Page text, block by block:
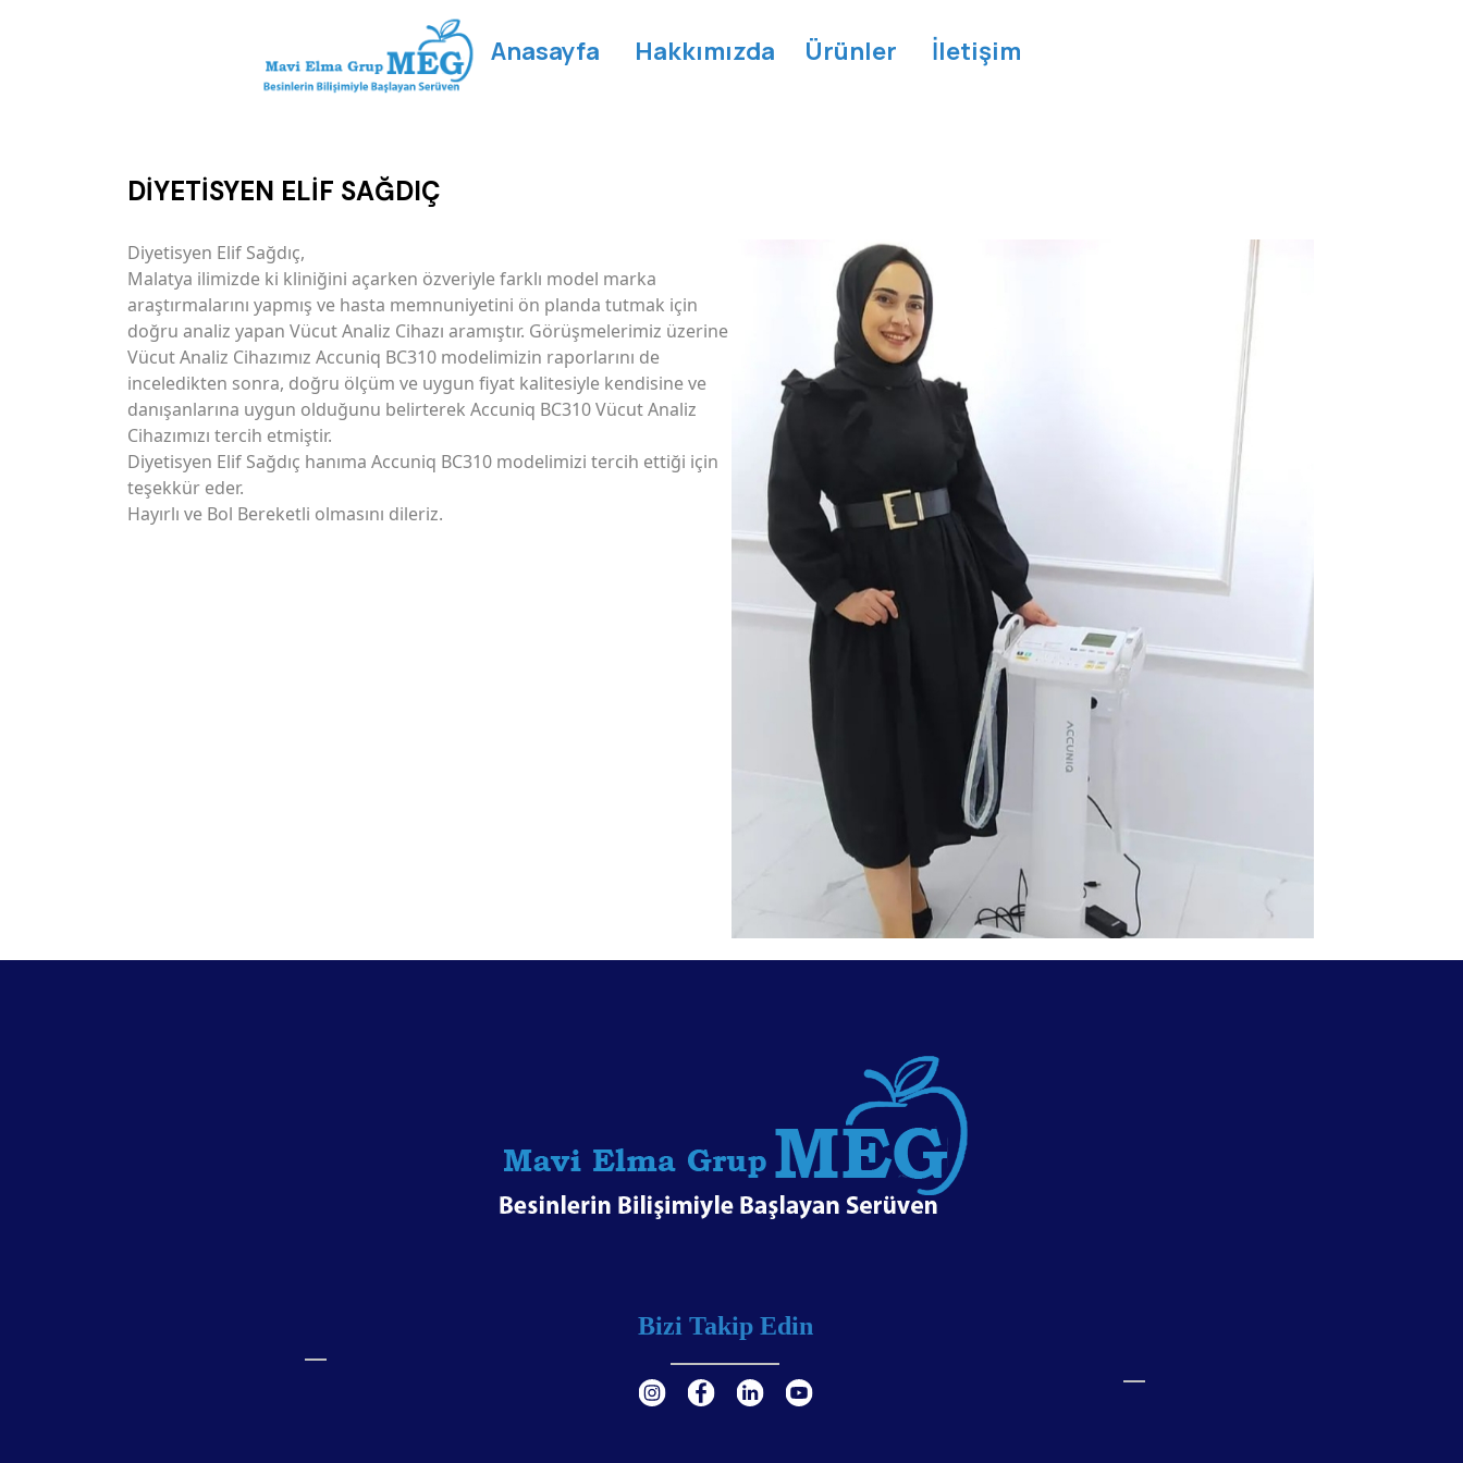
DİYETİSYEN ELİF SAĞDIÇ
Diyetisyen Elif Sağdıç,
Malatya ilimizde ki kliniğini açarken özveriyle farklı model marka
araştırmalarını yapmış ve hasta memnuniyetini ön planda tutmak için
doğru analiz yapan Vücut Analiz Cihazı aramıştır. Görüşmelerimiz üzerine
Vücut Analiz Cihazımız Accuniq BC310 modelimizin raporlarını de
inceledikten sonra, doğru ölçüm ve uygun fiyat kalitesiyle kendisine ve
danışanlarına uygun olduğunu belirterek Accuniq BC310 Vücut Analiz
Cihazımızı tercih etmiştir.
Diyetisyen Elif Sağdıç hanıma Accuniq BC310 modelimizi tercih ettiği için
teşekkür eder.
Hayırlı ve Bol Bereketli olmasını dileriz.
Anasayfa Hakkımızda Ürünler İletişim
Bizi Takip Edin